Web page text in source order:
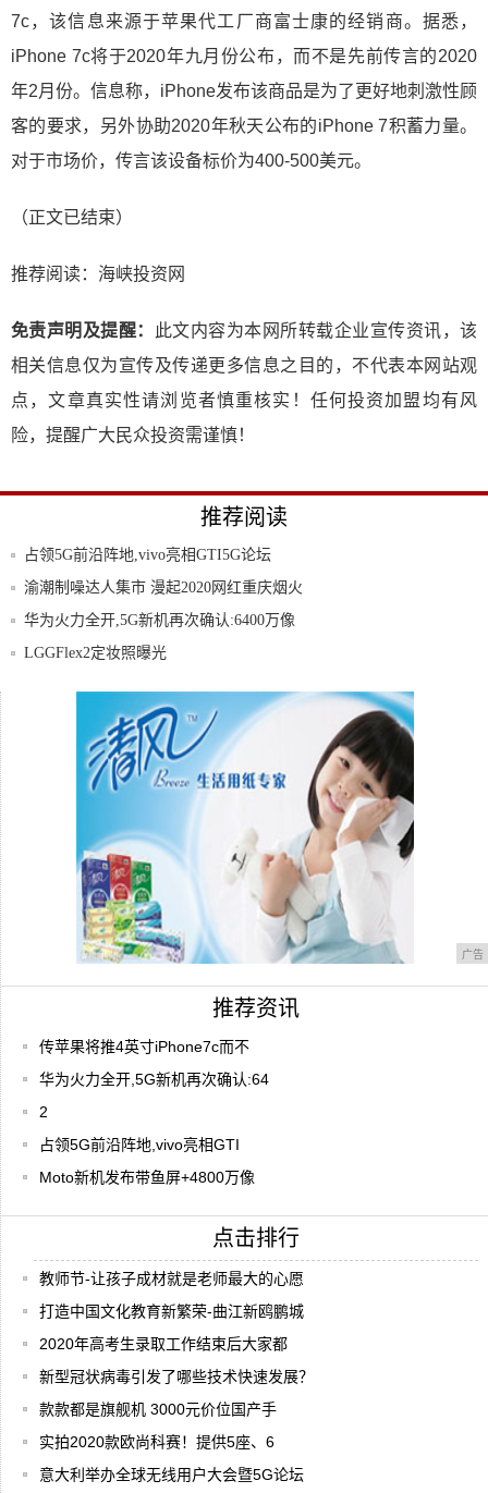
7c，该信息来源于苹果代工厂商富士康的经销商。据悉，
iPhone 7c将于2020年九月份公布，而不是先前传言的2020
年2月份。信息称，iPhone发布该商品是为了更好地刺激性顾
客的要求，另外协助2020年秋天公布的iPhone 7积蓄力量。
对于市场价，传言该设备标价为400-500美元。
（正文已结束）
推荐阅读： 海峡投资网
免责声明及提醒：
此文内容为本网所转载企业宣传资讯，该
相关信息仅为宣传及传递更多信息之目的，不代表本网站观
点，文章真实性请浏览者慎重核实！任何投资加盟均有风
险，提醒广大民众投资需谨慎！
推荐阅读
占领5G前沿阵地,vivo亮相GTI5G论坛
渝潮制噪达人集市 漫起2020网红重庆烟火
气
华为火力全开,5G新机再次确认:6400万像
LGGFlex2定妆照曝光
iPhone7C,明年上市!
广告
推荐资讯
传苹果将推4英寸iPhone7c而不
华为火力全开,5G新机再次确认:64
2
占领5G前沿阵地,vivo亮相GTI
Moto新机发布带鱼屏+4800万像
点击排行
教师节-让孩子成材就是老师最大的心愿
打造中国文化教育新繁荣-曲江新鸥鹏城
2020年高考生录取工作结束后大家都
新型冠状病毒引发了哪些技术快速发展？
款款都是旗舰机 3000元价位国产手
实拍2020款欧尚科赛！提供5座、6
意大利举办全球无线用户大会暨5G论坛